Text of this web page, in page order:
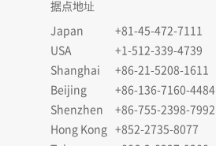
据点地址
Japan
+81-45-472-7111
USA
+1-512-339-4739
Shanghai
+86-21-5208-1611
Beijing
+86-136-7160-4484
Shenzhen
+86-755-2398-7992
Hong Kong +852-2735-8077